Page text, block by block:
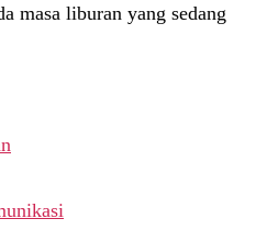
masa liburan yang sedang